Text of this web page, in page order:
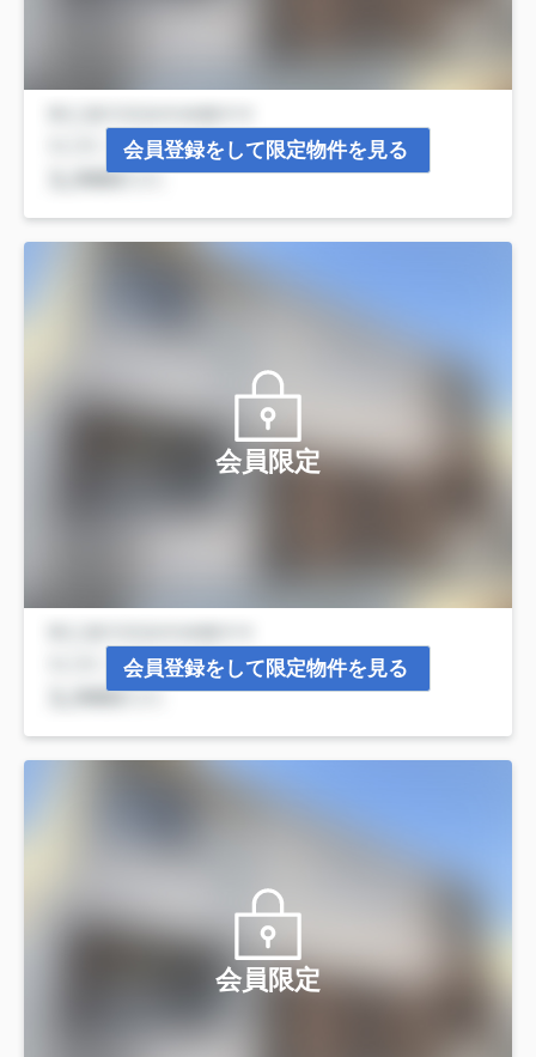
会員登録をして限定物件を見る
会員限定
会員登録をして限定物件を見る
会員限定